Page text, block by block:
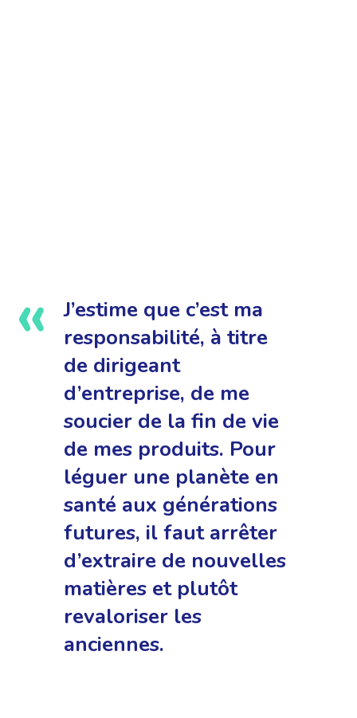
J’estime que c’est ma
responsabilité, à titre
de dirigeant
d’entreprise, de me
soucier de la fin de vie
de mes produits. Pour
léguer une planète en
santé aux générations
futures, il faut arrêter
d’extraire de nouvelles
matières et plutôt
revaloriser les
anciennes.